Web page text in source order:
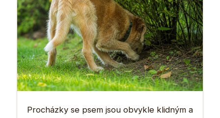
Procházky se psem jsou obvykle klidným a